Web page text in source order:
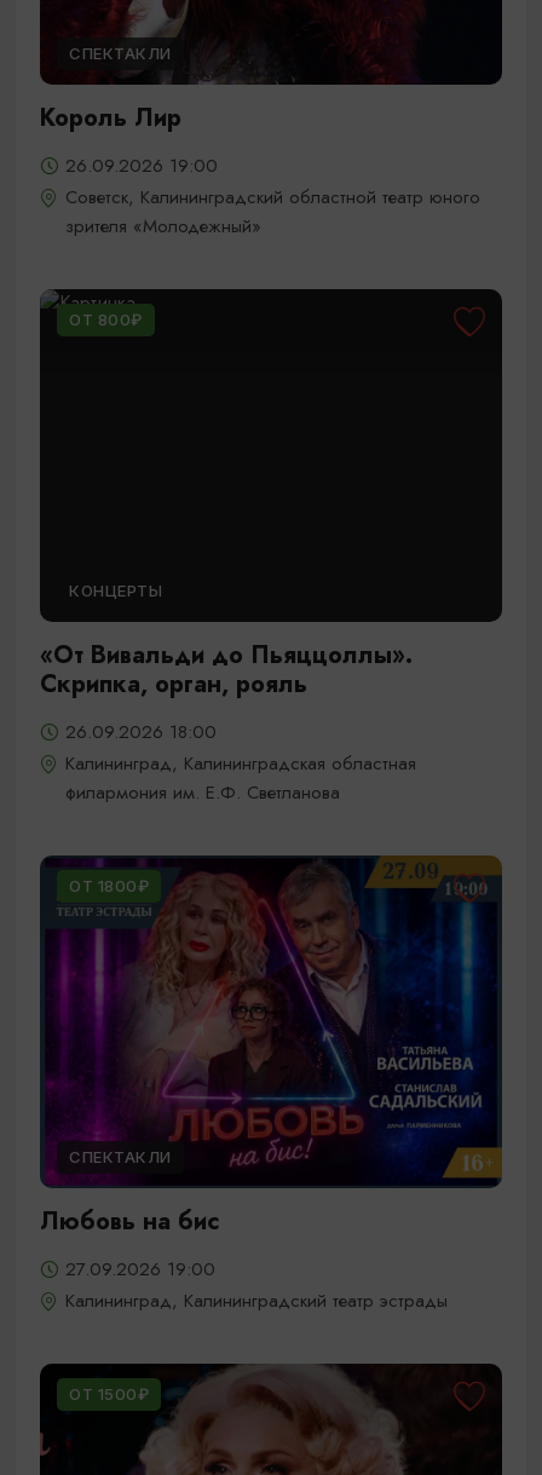
СПЕКТАКЛИ
Король Лир
26.09.2026 19:00
Советск, Калининградский областной театр юного
зрителя «Молодежный»
ОТ 800₽
КОНЦЕРТЫ
«От Вивальди до Пьяццоллы».
Скрипка, орган, рояль
26.09.2026 18:00
Калининград, Калининградская областная
филармония им. Е.Ф. Светланова
ОТ 1800₽
СПЕКТАКЛИ
Любовь на бис
27.09.2026 19:00
Калининград, Калининградский театр эстрады
ОТ 1500₽